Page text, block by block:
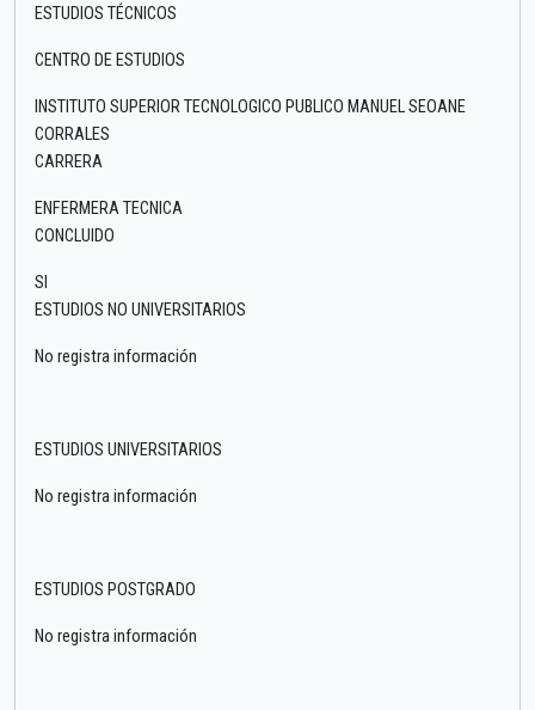
ESTUDIOS TÉCNICOS
CENTRO DE ESTUDIOS
INSTITUTO SUPERIOR TECNOLOGICO PUBLICO MANUEL SEOANE
CORRALES
CARRERA
ENFERMERA TECNICA
CONCLUIDO
SI
ESTUDIOS NO UNIVERSITARIOS
No registra información
ESTUDIOS UNIVERSITARIOS
No registra información
ESTUDIOS POSTGRADO
No registra información